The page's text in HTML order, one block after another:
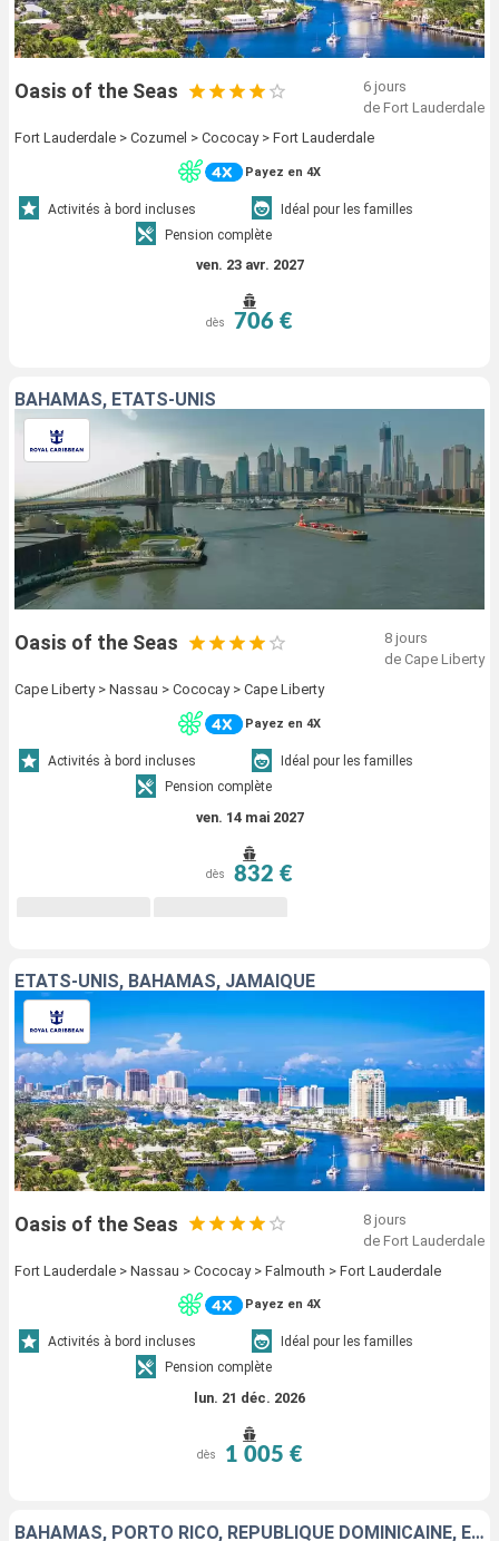
Oasis of the Seas
6 jours
de Fort Lauderdale
Fort Lauderdale > Cozumel > Cococay > Fort Lauderdale
Payez en 4X
Activités à bord incluses
Idéal pour les familles
Pension complète
ven. 23 avr. 2027
dès 706 €
BAHAMAS, ÉTATS-UNIS
Oasis of the Seas
8 jours
de Cape Liberty
Cape Liberty > Nassau > Cococay > Cape Liberty
Payez en 4X
Activités à bord incluses
Idéal pour les familles
Pension complète
ven. 14 mai 2027
dès 832 €
ÉTATS-UNIS, BAHAMAS, JAMAÏQUE
Oasis of the Seas
8 jours
de Fort Lauderdale
Fort Lauderdale > Nassau > Cococay > Falmouth > Fort Lauderdale
Payez en 4X
Activités à bord incluses
Idéal pour les familles
Pension complète
lun. 21 déc. 2026
dès 1 005 €
BAHAMAS, PORTO RICO, RÉPUBLIQUE DOMINICAINE, ÉTATS-UNIS